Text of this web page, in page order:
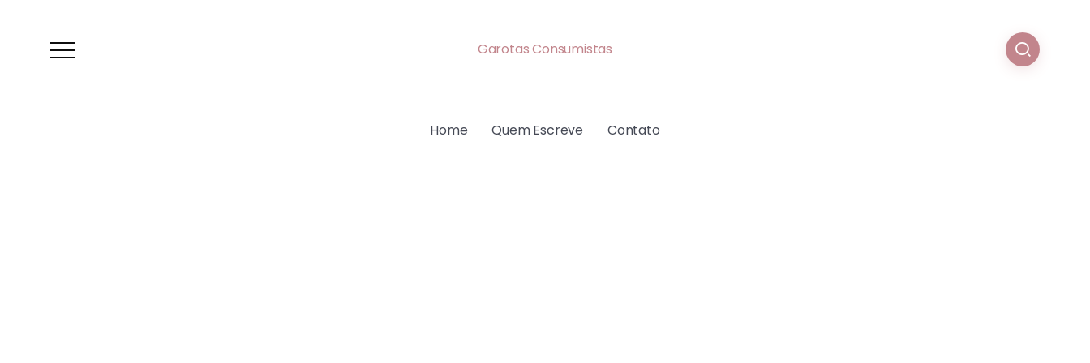
Garotas Consumistas
Home Quem Escreve Contato